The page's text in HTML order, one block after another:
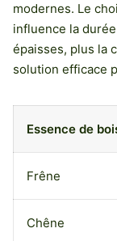
modernes. Le
influence la
épaisses, plus la
solution efficace
Essence de
Frêne
Chêne